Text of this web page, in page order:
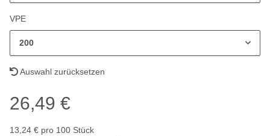
VPE
200
Auswahl zurücksetzen
26,49 €
13,24 € pro 100 Stück